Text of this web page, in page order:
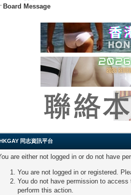
Board Message
同志資訊平台
are either not logged in or do not have
You are not logged in or registered.
You do not have permission to
perform this action.